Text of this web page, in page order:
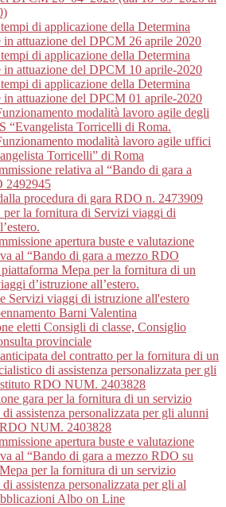
di applicazione della Determina
attuazione del DPCM 26 aprile 2020
di applicazione della Determina
attuazione del DPCM 10 aprile-2020
di applicazione della Determina
attuazione del DPCM 01 aprile-2020
modalità lavoro agile degli
“Evangelista Torricelli di Roma.
modalità lavoro agile uffici
Torricelli” di Roma
relativa al “Bando di gara a
2492945
procedura di gara RDO n. 2473909
la fornitura di Servizi viaggi di
apertura buste e valutazione
al “Bando di gara a mezzo RDO
Mepa per la fornitura di un
d’istruzione all’estero.
Servizi viaggi di istruzione all'estero
Barni Valentina
eletti Consigli di classe, Consiglio
provinciale
del contratto per la fornitura di un
di assistenza personalizzata per gli
RDO NUM. 2403828
gara per la fornitura di un servizio
assistenza personalizzata per gli alunni
NUM. 2403828
apertura buste e valutazione
al “Bando di gara a mezzo RDO su
per la fornitura di un servizio
assistenza personalizzata per gli al
Albo on Line